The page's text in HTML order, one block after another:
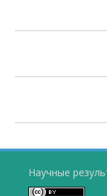
Научные